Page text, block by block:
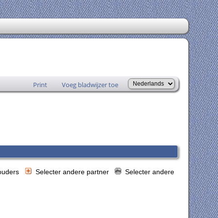
Print Voeg bladwijzer toe
Selecter andere partner Selecter andere